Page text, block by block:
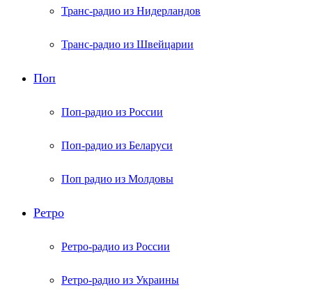
Транс-радио из Нидерландов
Транс-радио из Швейцарии
Поп
Поп-радио из России
Поп-радио из Беларуси
Поп радио из Молдовы
Ретро
Ретро-радио из России
Ретро-радио из Украины